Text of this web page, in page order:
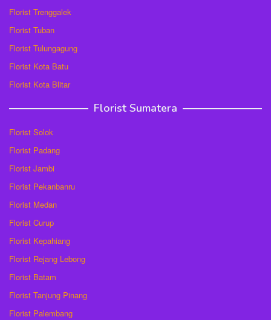
Florist Trenggalek
Florist Tuban
Florist Tulungagung
Florist Kota Batu
Florist Kota Blitar
Florist Sumatera
Florist Solok
Florist Padang
Florist Jambi
Florist Pekanbanru
Florist Medan
Florist Curup
Florist Kepahiang
Florist Rejang Lebong
Florist Batam
Florist Tanjung Pinang
Florist Palembang